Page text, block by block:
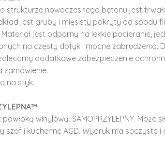
strukturze nowoczesnego betonu jest
jest gruby i mięsisty pokryty od spodu
jest odporny na lekkie pocieranie,
na częsty dotyk i mocne zabrudzenia.
dodatkowe zabezpieczenie
zamówienie.
na styk.
winylową. SAMOPRZYLEPNY. Może
szaf i kuchenne AGD. Wydruk ma soczyste i